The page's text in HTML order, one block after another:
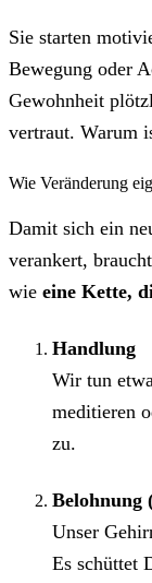
Sie starten
Bewegung oder
Gewohnheit
vertraut. Warum
Wie Veränderung
Damit sich ein
verankert,
wie eine Kette,
Handlung
Wir tun
meditieren
zu.
Belohnung
Unser
Es schüttet